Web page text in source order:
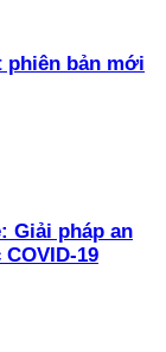
phiên bản mới
Giải pháp an
19